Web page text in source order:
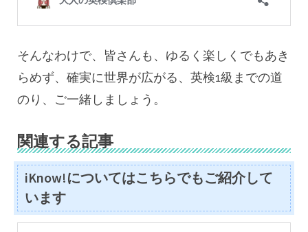
そんなわけで、皆さんも、ゆるく楽しくでもあき
らめず、確実に世界が広がる、英検1級までの道
のり、ご一緒しましょう。
関連する記事
iKnow!についてはこちらでもご紹介して
います